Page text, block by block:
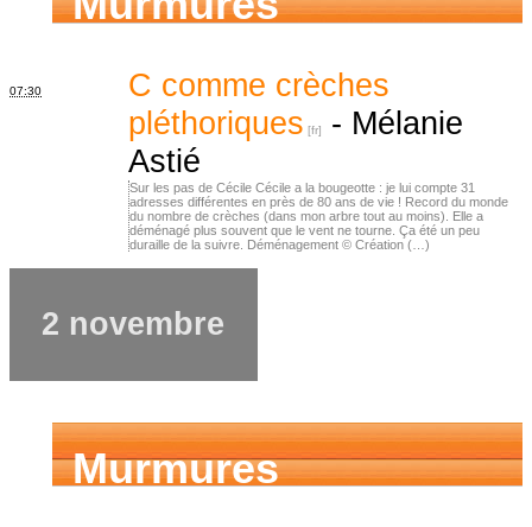
d’ancêtres
07:30
C comme crèches
pléthoriques
- Mélanie
Astié
Sur les pas de Cécile Cécile a la bougeotte : je lui compte 31
adresses différentes en près de 80 ans de vie ! Record du monde
du nombre de crèches (dans mon arbre tout au moins). Elle a
déménagé plus souvent que le vent ne tourne. Ça été un peu
duraille de la suivre. Déménagement © Création (…)
2 novembre
Murmures